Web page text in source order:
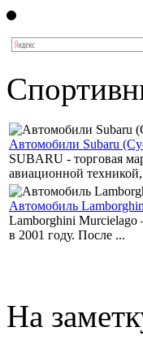
Автомобили Subaru
SUBARU - торговая
авиационной
Автомобиль
Lamborghini
в 2001 году. После ...
На